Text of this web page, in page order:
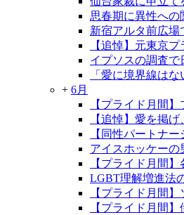
思春期に異性への
新宿アルタ前広場
【追悼】元東京
イプソスの調査
「愛に境界線は
+ 6月
【プライド月間
【追悼】愛を掲
【同性パートナ
アイスホッケーの
【プライド月間
LGBT理解増進法
【プライド月間
【プライド月間